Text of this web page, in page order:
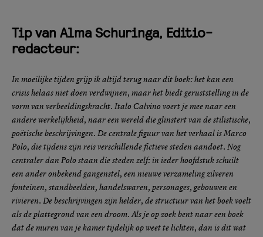
Tip van Alma Schuringa, Editio-
redacteur:
In moeilijke tijden grijp ik altijd terug naar dit boek: het kan een
crisis helaas niet doen verdwijnen, maar het biedt geruststelling in de
vorm van verbeeldingskracht. Italo Calvino voert je mee naar een
andere werkelijkheid, naar een wereld die glinstert van de stilistische,
poëtische beschrijvingen. De centrale figuur van het verhaal is Marco
Polo, die tijdens zijn reis verschillende fictieve steden aandoet. Nog
centraler dan Polo staan die steden zelf: in ieder hoofdstuk schuilt
een ander onbekend gangenstel, een nieuwe verzameling zilveren
fonteinen, standbeelden, handelswaren, personages, gebouwen en
rivieren. De beschrijvingen zijn helder, de structuur van het boek voelt
als de plattegrond van een droom. Als je op zoek bent naar een boek
dat de muren van je kamer tijdelijk op weet te lichten, dan is dit wat